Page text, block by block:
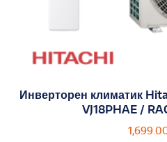
Инверторен климатик
VJ18PHAE /